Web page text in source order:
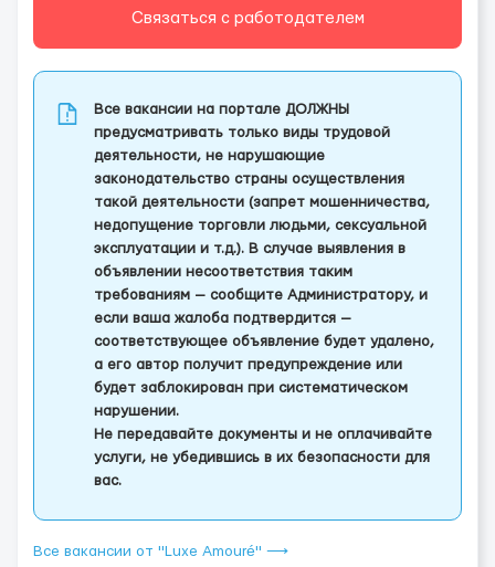
Связаться с работодателем
Все вакансии на портале ДОЛЖНЫ
предусматривать только виды трудовой
деятельности, не нарушающие
законодательство страны осуществления
такой деятельности (запрет мошенничества,
недопущение торговли людьми, сексуальной
эксплуатации и т.д.). В случае выявления в
объявлении несоответствия таким
требованиям — сообщите Администратору, и
если ваша жалоба подтвердится —
соответствующее объявление будет удалено,
а его автор получит предупреждение или
будет заблокирован при систематическом
нарушении.
Не передавайте документы и не оплачивайте
услуги, не убедившись в их безопасности для
вас.
Все вакансии от "Luxe Amouré" ⟶